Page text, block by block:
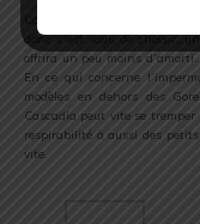
Coté souplesse, j’ai
donc c’est vous de
offrira un peu moins
En ce qui concerne
modèles en dehors des
Cascadia peut vite se
respirabilité à aussi des
vite.